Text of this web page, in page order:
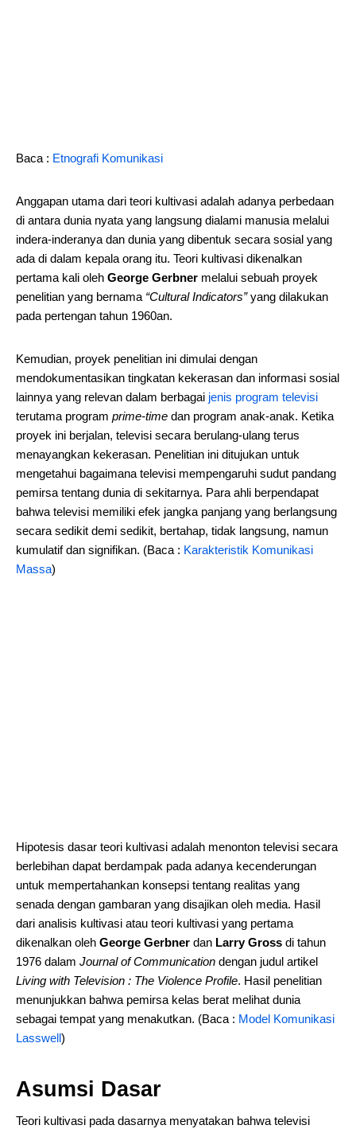
Baca : Etnografi Komunikasi
Anggapan utama dari teori kultivasi adalah adanya perbedaan
di antara dunia nyata yang langsung dialami manusia melalui
indera-inderanya dan dunia yang dibentuk secara sosial yang
ada di dalam kepala orang itu. Teori kultivasi dikenalkan
pertama kali oleh George Gerbner melalui sebuah proyek
penelitian yang bernama “Cultural Indicators”yang dilakukan
pada pertengan tahun 1960an.
Kemudian, proyek penelitian ini dimulai dengan
mendokumentasikan tingkatan kekerasan dan informasi sosial
lainnya yang relevan dalam berbagai jenis program televisi
terutama program prime-time dan program anak-anak. Ketika
proyek ini berjalan, televisi secara berulang-ulang terus
menayangkan kekerasan. Penelitian ini ditujukan untuk
mengetahui bagaimana televisi mempengaruhi sudut pandang
pemirsa tentang dunia di sekitarnya. Para ahli berpendapat
bahwa televisi memiliki efek jangka panjang yang berlangsung
secara sedikit demi sedikit, bertahap, tidak langsung, namun
kumulatif dan signifikan. (Baca : Karakteristik Komunikasi
Massa)
Hipotesis dasar teori kultivasi adalah menonton televisi secara
berlebihan dapat berdampak pada adanya kecenderungan
untuk mempertahankan konsepsi tentang realitas yang
senada dengan gambaran yang disajikan oleh media. Hasil
dari analisis kultivasi atau teori kultivasi yang pertama
dikenalkan oleh George Gerbner dan Larry Gross di tahun
1976 dalam Journal of Communication dengan judul artikel
Living with Television : The Violence Profile. Hasil penelitian
menunjukkan bahwa pemirsa kelas berat melihat dunia
sebagai tempat yang menakutkan. (Baca : Model Komunikasi
Lasswell)
Asumsi Dasar
Teori kultivasi pada dasarnya menyatakan bahwa televisi